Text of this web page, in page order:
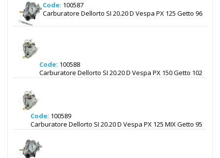
Code: 100587
Carburatore Dellorto SI 20.20 D Vespa PX 125 Getto 96
Code: 100588
Carburatore Dellorto SI 20.20 D Vespa PX 150 Getto 102
Code: 100589
Carburatore Dellorto SI 20.20 D Vespa PX 125 MIX Getto 95